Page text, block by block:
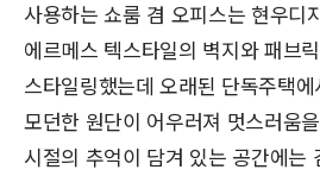
사용하는 쇼룸 겸 오피스는 현우디
에르메스 텍스타일의 벽지와 패브
스타일링했는데 오래된 단독주택
모던한 원단이 어우러져 멋스러움
시절의 추억이 담겨 있는 공간에는